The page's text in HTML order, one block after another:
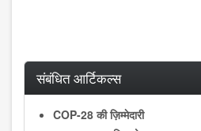
संबंधित आर्टिकल्स
COP-28 की ज़िम्मेदारी